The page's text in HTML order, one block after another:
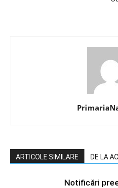
ARTICOLE SIMILARE DE LA
Notificări